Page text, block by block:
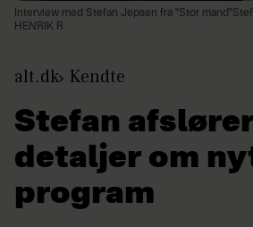
Interview med Stefan Jepsen fra "Stor
HENRIK R
alt.dk Kendte
Stefan
detaljer om
program